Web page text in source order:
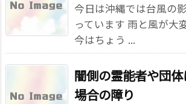
今日は沖縄では台風の
っています 雨と風が大
今はちょう ...
闇側の霊能者や団
場合の障り